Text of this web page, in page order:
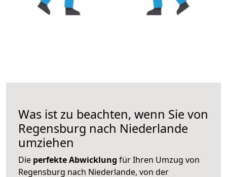
Was ist zu beachten, wenn Sie von
Regensburg nach Niederlande
umziehen
Die perfekte Abwicklung für Ihren Umzug von
Regensburg nach Niederlande, von der